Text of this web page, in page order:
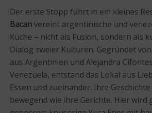
Der erste Stopp führt in ein kleines
Bacanvereint argentinische und
Küche – nicht als Fusion, sondern als
Dialog zweier Kulturen. Gegründet
aus Argentinien und Alejandra
Venezuela, entstand das Lokal aus
Essen und zueinander. Ihre
bewegend wie ihre Gerichte. Hier wird